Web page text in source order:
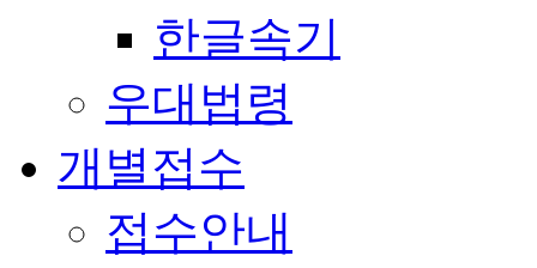
한글속기
우대법령
개별접수
접수안내